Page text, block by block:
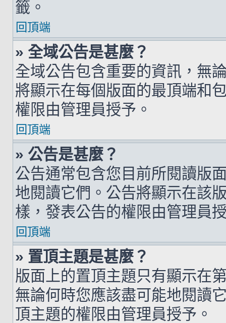
籤。
回頂端
» 全域公告是甚麼？
全域公告包含重要的資訊，無
將顯示在每個版面的最頂端和
權限由管理員授予。
回頂端
» 公告是甚麼？
公告通常包含您目前所閱讀版
地閱讀它們。公告將顯示在該
樣，發表公告的權限由管理員
回頂端
» 置頂主題是甚麼？
版面上的置頂主題只有顯示在
無論何時您應該盡可能地閱讀
頂主題的權限由管理員授予。